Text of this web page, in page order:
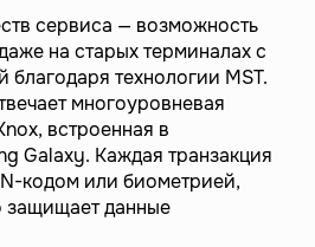
сервиса — возможность
на старых терминалах с
благодаря технологии MST.
многоуровневая
встроенная в
Galaxy. Каждая транзакция
кодом или биометрией,
защищает данные